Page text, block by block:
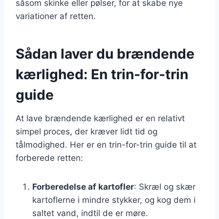
såsom skinke eller pølser, for at skabe nye
variationer af retten.
Sådan laver du brændende
kærlighed: En trin-for-trin
guide
At lave brændende kærlighed er en relativt
simpel proces, der kræver lidt tid og
tålmodighed. Her er en trin-for-trin guide til at
forberede retten:
Forberedelse af kartofler: Skræl og skær
kartoflerne i mindre stykker, og kog dem i
saltet vand, indtil de er møre.